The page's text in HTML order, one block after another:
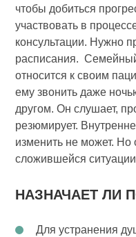
чтобы добиться
участвовать в
консультации. Нужно
расписания.
относится к своим
ему звонить даже
другом. Он слушает,
резюмирует.
изменить не может.
сложившейся
НАЗНАЧАЕТ ЛИ
Для устранения